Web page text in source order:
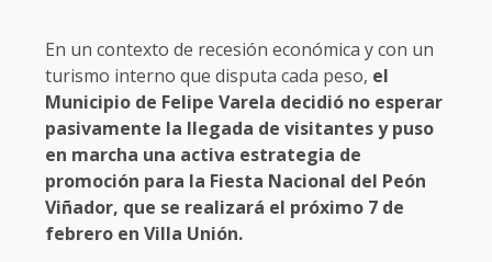
En un contexto de recesión económica y con un
turismo interno que disputa cada peso, el
Municipio de Felipe Varela decidió no esperar
pasivamente la llegada de visitantes y puso
en marcha una activa estrategia de
promoción para la Fiesta Nacional del Peón
Viñador, que se realizará el próximo 7 de
febrero en Villa Unión.